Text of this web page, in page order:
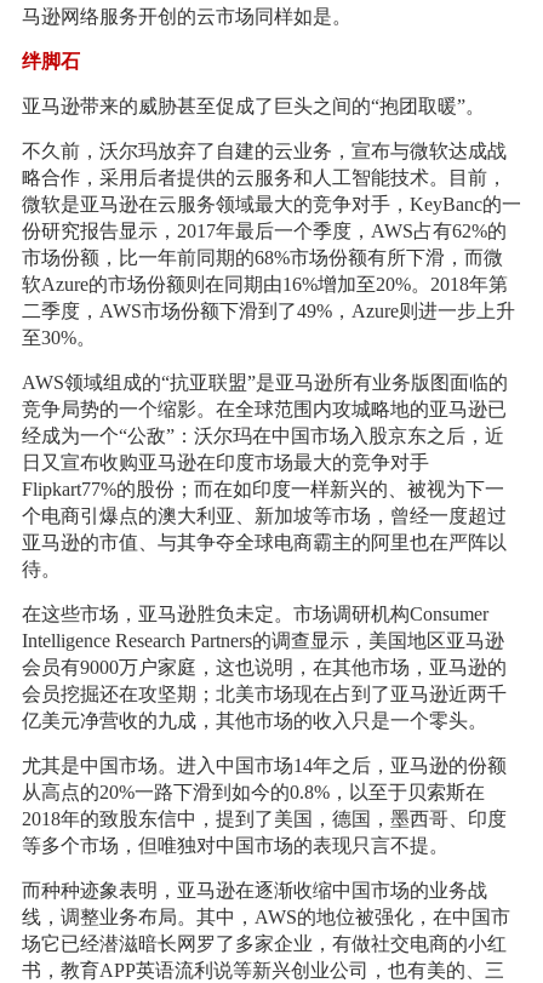
马逊网络服务开创的云市场同样如是。
绊脚石
亚马逊带来的威胁甚至促成了巨头之间的“抱团取暖”。
不久前，沃尔玛放弃了自建的云业务，宣布与微软达成战
略合作，采用后者提供的云服务和人工智能技术。目前，
微软是亚马逊在云服务领域最大的竞争对手，KeyBanc的一
份研究报告显示，2017年最后一个季度，AWS占有62%的
市场份额，比一年前同期的68%市场份额有所下滑，而微
软Azure的市场份额则在同期由16%增加至20%。2018年第
二季度，AWS市场份额下滑到了49%，Azure则进一步上升
至30%。
AWS领域组成的“抗亚联盟”是亚马逊所有业务版图面临的
竞争局势的一个缩影。在全球范围内攻城略地的亚马逊已
经成为一个“公敌”：沃尔玛在中国市场入股京东之后，近
日又宣布收购亚马逊在印度市场最大的竞争对手
Flipkart77%的股份；而在如印度一样新兴的、被视为下一
个电商引爆点的澳大利亚、新加坡等市场，曾经一度超过
亚马逊的市值、与其争夺全球电商霸主的阿里也在严阵以
待。
在这些市场，亚马逊胜负未定。市场调研机构Consumer
Intelligence Research Partners的调查显示，美国地区亚马逊
会员有9000万户家庭，这也说明，在其他市场，亚马逊的
会员挖掘还在攻坚期；北美市场现在占到了亚马逊近两千
亿美元净营收的九成，其他市场的收入只是一个零头。
尤其是中国市场。进入中国市场14年之后，亚马逊的份额
从高点的20%一路下滑到如今的0.8%，以至于贝索斯在
2018年的致股东信中，提到了美国，德国，墨西哥、印度
等多个市场，但唯独对中国市场的表现只言不提。
而种种迹象表明，亚马逊在逐渐收缩中国市场的业务战
线，调整业务布局。其中，AWS的地位被强化，在中国市
场它已经潜滋暗长网罗了多家企业，有做社交电商的小红
书，教育APP英语流利说等新兴创业公司，也有美的、三